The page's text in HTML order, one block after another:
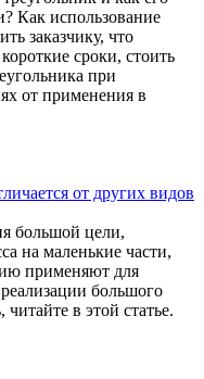
Как использование
заказчику, что
сроки, стоить
при
от применения в
от других видов
большой цели,
на маленькие части,
применяют для
большого
в этой статье.